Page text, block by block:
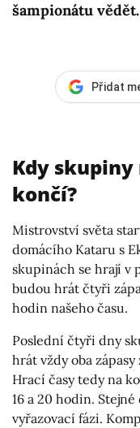
šampionátu vědět.
Přidat
Kdy skupiny
končí?
Mistrovství světa
domácího Kataru s
skupinách se hrají v
budou hrát čtyři
hodin našeho času.
Poslední čtyři dny
hrát vždy oba
Hrací časy tedy na
16 a 20 hodin.
vyřazovací fázi.